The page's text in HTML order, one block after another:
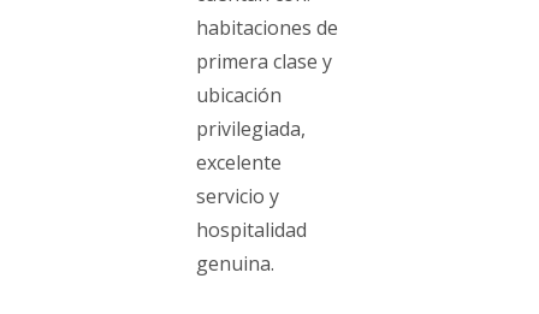
habitaciones de
primera clase y
ubicación
privilegiada,
excelente
servicio y
hospitalidad
genuina.